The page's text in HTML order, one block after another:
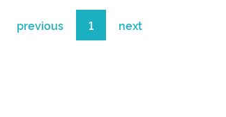
previous 1 next